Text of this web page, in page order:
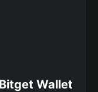
Wallet